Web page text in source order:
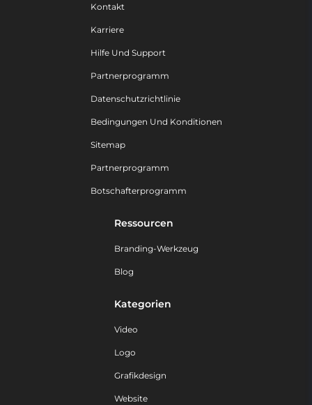
Kontakt
Karriere
Hilfe Und Support
Partnerprogramm
Datenschutzrichtlinie
Bedingungen Und Konditionen
Sitemap
Partnerprogramm
Botschafterprogramm
Ressourcen
Branding-Werkzeug
Blog
Kategorien
Video
Logo
Grafikdesign
Website